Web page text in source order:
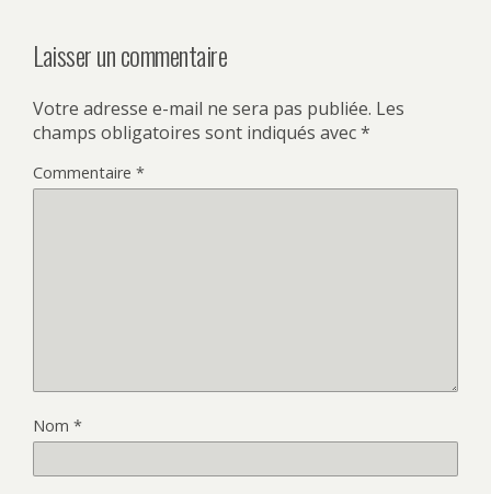
Laisser un commentaire
Votre adresse e-mail ne sera pas publiée. Les
champs obligatoires sont indiqués avec*
Commentaire *
Nom *